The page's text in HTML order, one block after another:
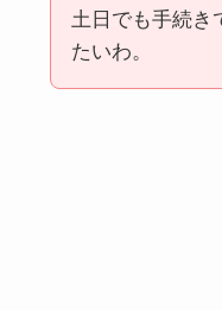
土日でも手続き
たいわ。